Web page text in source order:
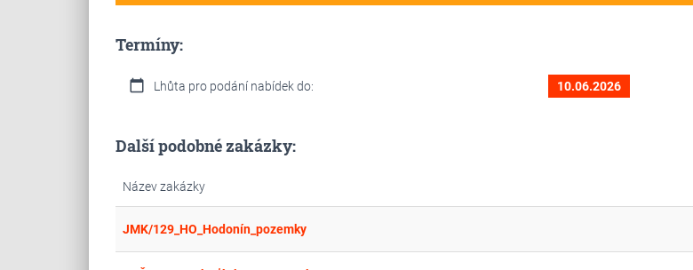
Termíny:
calendar_today Lhůta pro podání nabídek do: 10.06.2026
Další podobné zakázky:
Název zakázky
JMK/129_HO_Hodonín_pozemky